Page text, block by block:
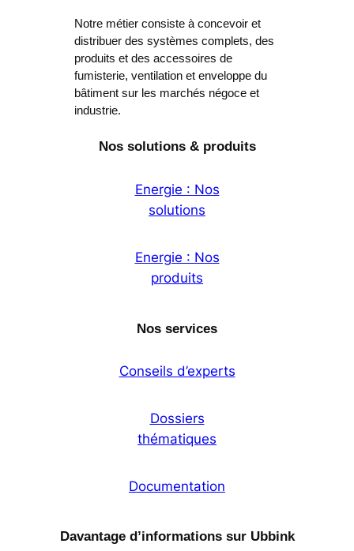
Notre métier consiste à concevoir et
distribuer des systèmes complets, des
produits et des accessoires de
fumisterie, ventilation et enveloppe du
bâtiment sur les marchés négoce et
industrie.
Nos solutions & produits
Energie : Nos
solutions
Energie : Nos
produits
Nos services
Conseils d’experts
Dossiers
thématiques
Documentation
Davantage d’informations sur Ubbink